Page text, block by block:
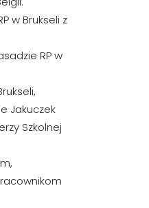
w Brukseli z
RP w
Jakuczek
Szkolnej